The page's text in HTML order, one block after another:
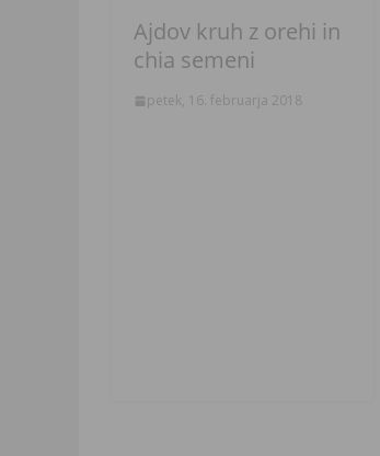
Ajdov kruh z orehi in
chia semeni
petek, 16. februarja 2018